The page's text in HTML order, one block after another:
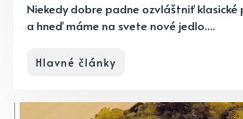
Niekedy dobre padne ozvláštniť klasické
a hneď máme na svete nové jedlo....
Hlavné články